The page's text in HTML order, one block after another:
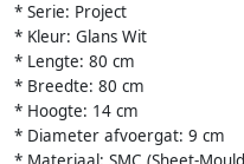
* Serie: Project
* Kleur: Glans Wit
* Lengte: 80 cm
* Breedte: 80 cm
* Hoogte: 14 cm
* Diameter afvoergat: 9 cm